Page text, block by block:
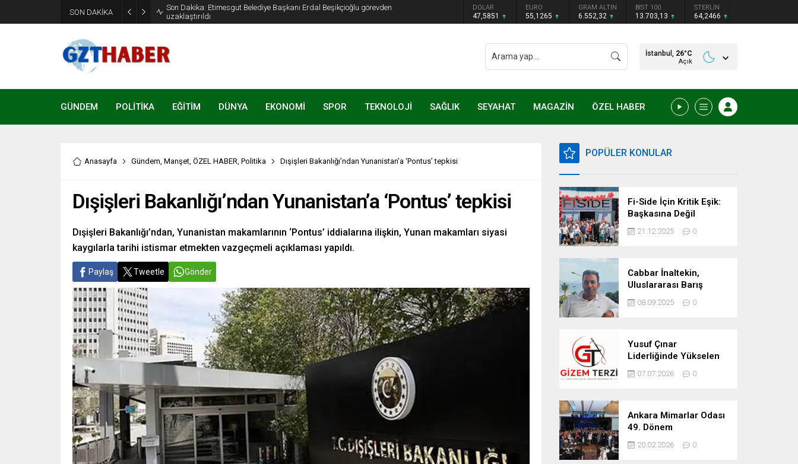
SON DAKİKA
Son Dakika: Etimesgut Belediye Başkanı Erdal Beşikçioğlu görevden
uzaklaştırıldı
DOLAR
47,5851
EURO
55,1265
GRAM ALTIN
6.552,32
BIST 100
13.703,13
STERLİN
64,2466
İstanbul, 26°C
Açık
GÜNDEM POLİTİKA EĞİTİM DÜNYA EKONOMİ SPOR TEKNOLOJİ SAĞLIK SEYAHAT MAGAZİN ÖZEL HABER
Anasayfa Gündem, Manşet, ÖZEL HABER, Politika Dışişleri Bakanlığı’ndan Yunanistan’a ‘Pontus’ tepkisi
Dışişleri Bakanlığı’ndan Yunanistan’a ‘Pontus’ tepkisi
Dışişleri Bakanlığı’ndan, Yunanistan makamlarının ‘Pontus’ iddialarına ilişkin, Yunan makamları siyasi
kaygılarla tarihi istismar etmekten vazgeçmeli açıklaması yapıldı.
Paylaş Tweetle Gönder
POPÜLER KONULAR
Fi-Side İçin Kritik Eşik:
Başkasına Değil
Kendimize Güvenme
Zamanı
21.12.2025 0
Cabbar İnaltekin,
Uluslararası Barış
Hareketi Silifke İlçe
Başkanlığı’na Atandı
08.09.2025 0
Yusuf Çınar
Liderliğinde Yükselen
Marka: Gizem Terzi’de
Kalite Standartları
07.07.2026 0
Ankara Mimarlar Odası
49. Dönem
Seçimlerinde Turuncu
Liste Güven Tazeledi
20.02.2026 0